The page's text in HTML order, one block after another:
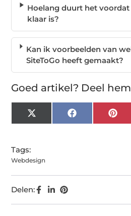
Hoelang duurt het
klaar is?
Kan ik voorbeelden van
SiteToGo heeft gemaakt?
Goed artikel? Deel
X
(Twitter)
Facebook
Tags:
Webdesign
Delen: